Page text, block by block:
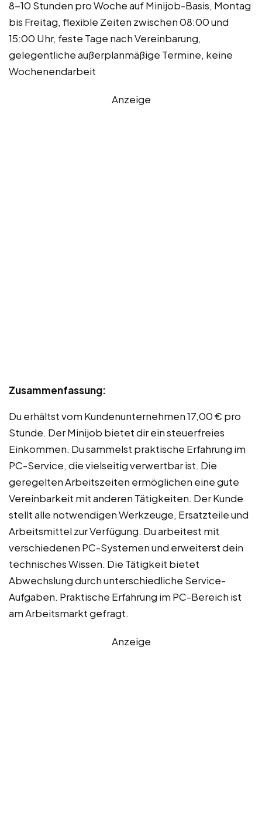
8-10 Stunden pro Woche auf Minijob-Basis, Montag
bis Freitag, flexible Zeiten zwischen 08:00 und
15:00 Uhr, feste Tage nach Vereinbarung,
gelegentliche außerplanmäßige Termine, keine
Wochenendarbeit
Anzeige
Zusammenfassung:
Du erhältst vom Kundenunternehmen 17,00 € pro
Stunde. Der Minijob bietet dir ein steuerfreies
Einkommen. Du sammelst praktische Erfahrung im
PC-Service, die vielseitig verwertbar ist. Die
geregelten Arbeitszeiten ermöglichen eine gute
Vereinbarkeit mit anderen Tätigkeiten. Der Kunde
stellt alle notwendigen Werkzeuge, Ersatzteile und
Arbeitsmittel zur Verfügung. Du arbeitest mit
verschiedenen PC-Systemen und erweiterst dein
technisches Wissen. Die Tätigkeit bietet
Abwechslung durch unterschiedliche Service-
Aufgaben. Praktische Erfahrung im PC-Bereich ist
am Arbeitsmarkt gefragt.
Anzeige